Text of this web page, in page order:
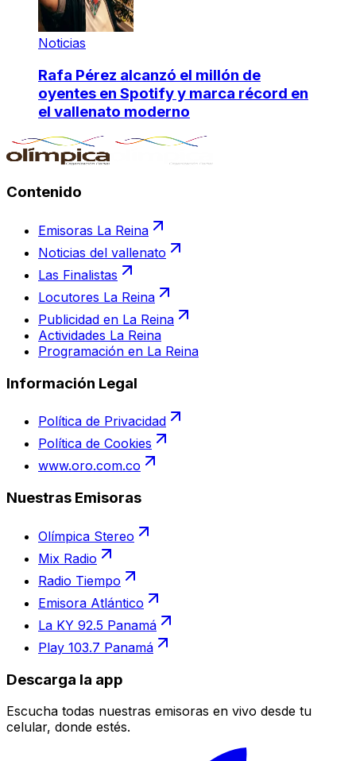
Noticias
Rafa Pérez alcanzó el millón de
oyentes en Spotify y marca récord en
el vallenato moderno
Contenido
Emisoras La Reina
Noticias del vallenato
Las Finalistas
Locutores La Reina
Publicidad en La Reina
Actividades La Reina
Programación en La Reina
Información Legal
Política de Privacidad
Política de Cookies
www.oro.com.co
Nuestras Emisoras
Olímpica Stereo
Mix Radio
Radio Tiempo
Emisora Atlántico
La KY 92.5 Panamá
Play 103.7 Panamá
Descarga la app
Escucha todas nuestras emisoras en vivo desde tu
celular, donde estés.